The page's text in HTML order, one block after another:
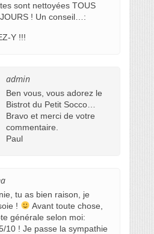
sont nettoyées TOUS
! Un conseil…:
Y !!!
admin
Ben vous, vous adorez le
Bistrot du Petit Socco…
Bravo et merci de votre
commentaire.
Paul
tu as bien raison, je
!
Avant toute chose,
générale selon moi:
10 ! Je passe la sympathie